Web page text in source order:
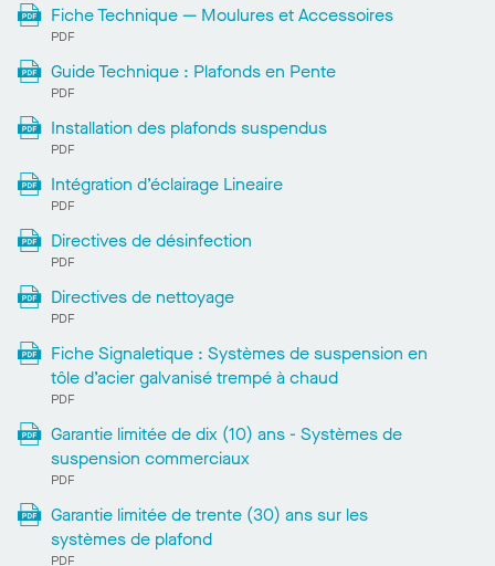
Fiche Technique — Moulures et Accessoires
PDF
Guide Technique : Plafonds en Pente
PDF
Installation des plafonds suspendus
PDF
Intégration d’éclairage Lineaire
PDF
Directives de désinfection
PDF
Directives de nettoyage
PDF
Fiche Signaletique : Systèmes de suspension en
tôle d’acier galvanisé trempé à chaud
PDF
Garantie limitée de dix (10) ans - Systèmes de
suspension commerciaux
PDF
Garantie limitée de trente (30) ans sur les
systèmes de plafond
PDF